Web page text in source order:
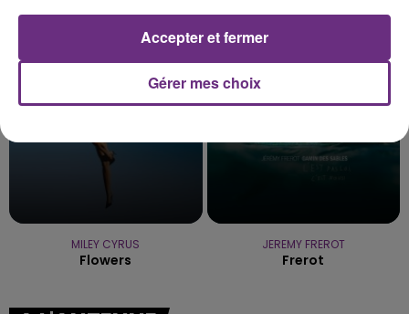
Love Me Like You Do Dracula
MILEY CYRUS
Flowers
JEREMY FREROT
Frerot
Gérer mes choix
Accepter et fermer